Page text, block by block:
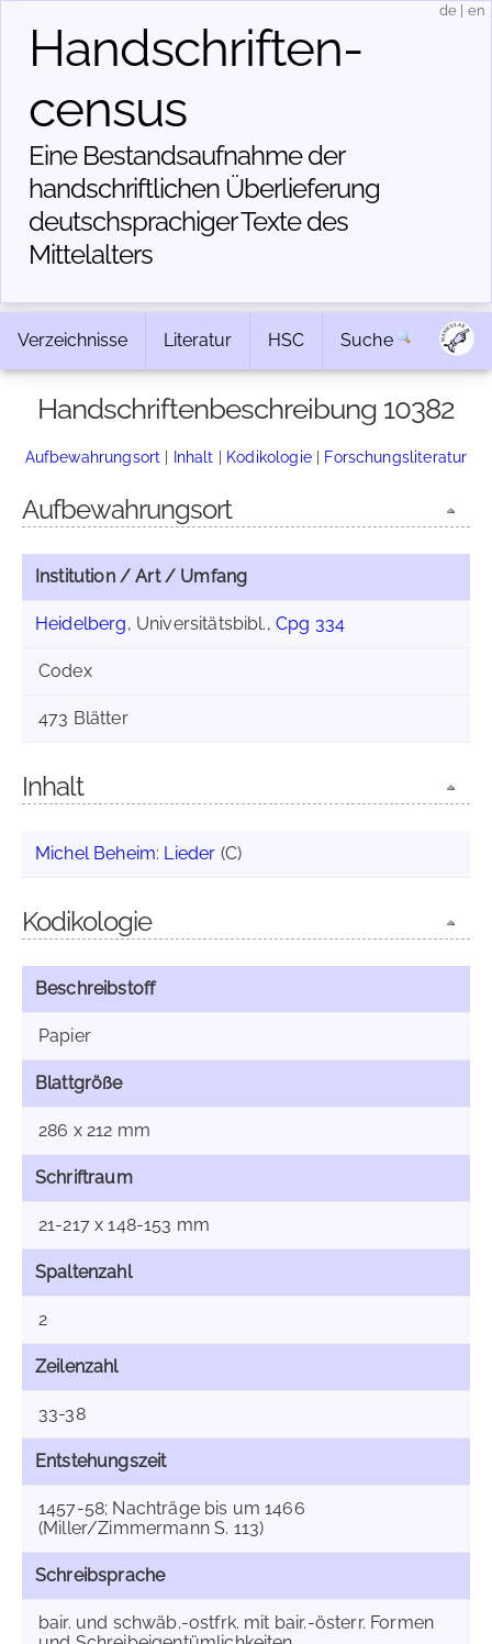
Handschriften­
census
Eine Bestandsaufnahme der
handschriftlichen Über­lieferung
deutschsprachiger Texte des
Mittelalters
de en
Verzeichnisse Literatur HSC Suche
Handschriftenbeschreibung 10382
Aufbewahrungsort | Inhalt | Kodikologie| Forschungsliteratur
Aufbewahrungsort
Institution / Art / Umfang
Heidelberg, Universitätsbibl., Cpg 334
Codex
473 Blätter
Inhalt
Michel Beheim: Lieder (C)
Kodikologie
Beschreibstoff
Papier
Blattgröße
286 x 212 mm
Schriftraum
21-217 x 148-153 mm
Spaltenzahl
2
Zeilenzahl
33-38
Entstehungszeit
1457-58; Nachträge bis um 1466
(Miller/Zimmermann S. 113)
Schreibsprache
bair. und schwäb.-ostfrk. mit bair.-österr. Formen